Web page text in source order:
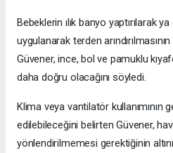
Bebeklerin ılık banyo yaptırılarak
uygulanarak terden
Güvener, ince, bol ve pamuklu
daha doğru olacağını söyledi.
Klima veya vantilatör kullanımının
edilebileceğini belirten Güvener,
yönlendirilmemesi gerektiğinin